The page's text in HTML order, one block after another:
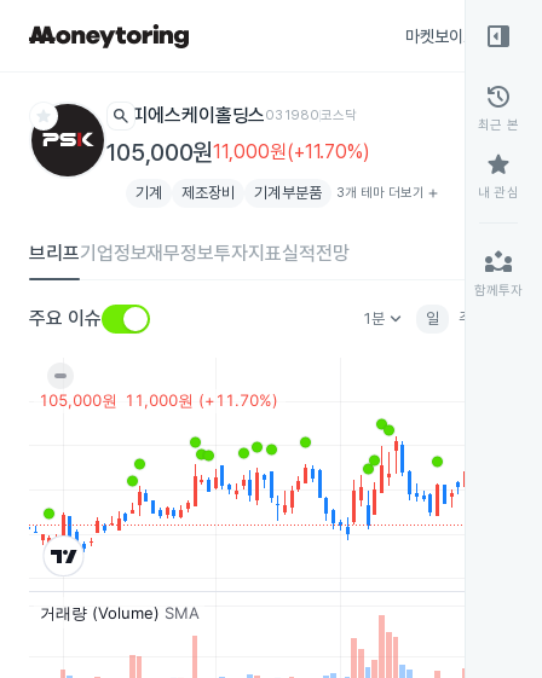
마켓보이스
star search 피에스케이홀딩스031980코스닥
105,000원11,000원(+11.70%)
기계 제조장비 기계부분품 3개 테마 더보기 add
브리프기업정보재무정보투자지표실적전망
주요 이슈 1분keyboard_arrow_down 일 주
right_panel_open
history
최근 본
star
내 관심
partner_exchange
함께투자